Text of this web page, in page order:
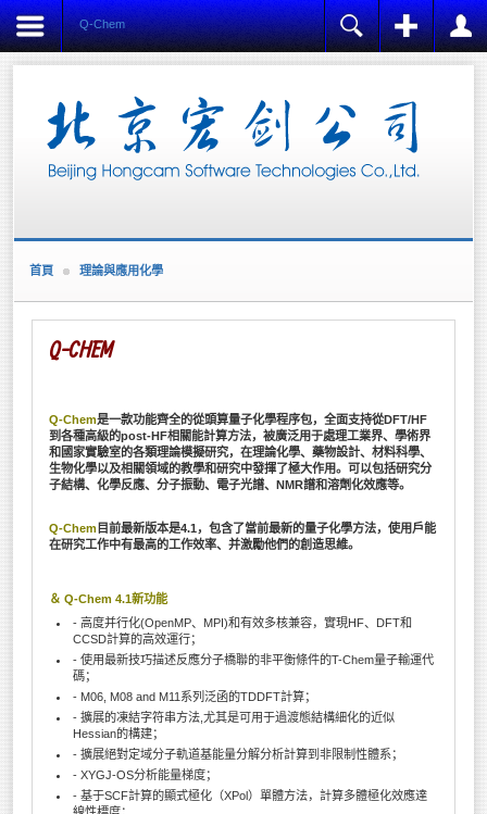
Q-Chem 登陸
用戶名
密碼
注冊
Name:
Username:
Verify E-mail:
Password:
Fields marked with an asterisk (*) are required.
REGISTER
首頁 理論與應用化學
Q-CHEM
Q-Chem是一款功能齊全的從頭算量子化學程序包，全面支持從DFT/HF
到各種高級的post-HF相關能計算方法，被廣泛用于處理工業界、學術界
和國家實驗室的各類理論模擬研究，在理論化學、藥物設計、材料科學、
生物化學以及相關領域的教學和研究中發揮了極大作用。可以包括研究分
子結構、化學反應、分子振動、電子光譜、NMR譜和溶劑化效應等。
Q-Chem 目前最新版本是4.1，包含了當前最新的量子化學方法，使用戶能
在研究工作中有最高的工作效率、并激勵他們的創造思維。
＆ Q-Chem 4.1新功能
- 高度并行化(OpenMP、MPI)和有效多核兼容，實現HF、DFT和
CCSD計算的高效運行；
- 使用最新技巧描述反應分子橋聯的非平衡條件的T-Chem量子輸運代
碼；
- M06, M08 and M11系列泛函的TDDFT計算；
- 擴展的凍結字符串方法,尤其是可用于過渡態結構細化的近似
Hessian的構建；
- 擴展絕對定域分子軌道基能量分解分析計算到非限制性體系；
- XYGJ-OS分析能量梯度；
- 基于SCF計算的顯式極化（XPol）單體方法，計算多體極化效應達